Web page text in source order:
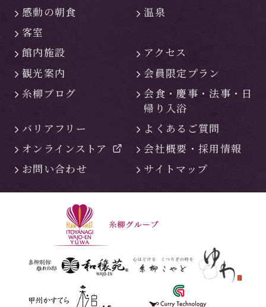
感動の朝食
温泉
客室
館内施設
アクセス
観光案内
会員限定プラン
糸柳ブログ
会食・慶事・ 法事・日
帰り入浴
バリアフリー
よくあるご質問
オンラインストア
会社概要・ 採用情報
お問い合わせ
サイトマップ